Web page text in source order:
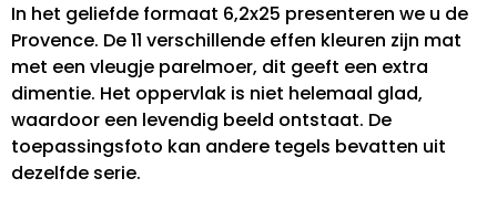
In het geliefde formaat 6,2x25 presenteren we u de
Provence. De 11 verschillende effen kleuren zijn mat
met een vleugje parelmoer, dit geeft een extra
dimentie. Het oppervlak is niet helemaal glad,
waardoor een levendig beeld ontstaat. De
toepassingsfoto kan andere tegels bevatten uit
dezelfde serie.